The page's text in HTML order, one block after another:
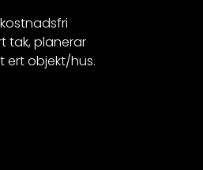
tak, planerar
ert objekt/hus.